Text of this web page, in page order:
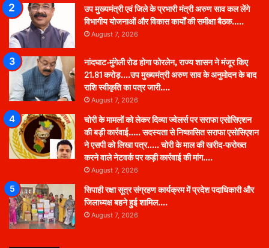
उप मुख्यमंत्री एवं जिले के प्रभारी मंत्री अरुण साव कल लेंगे
विभागीय योजनाओं और विकास कार्यों की समीक्षा बैठक…..
August 7, 2026
नांदघाट-मुंगेली रोड होगा फोरलेन, राज्य शासन ने मंजूर किए
21.81 करोड़….उप मुख्यमंत्री अरुण साव के अनुमोदन के बाद
राशि स्वीकृति का पत्र जारी….
August 7, 2026
चोरी के मामलों को लेकर दिव्या ज्वेलर्स पर सराफा एसोसिएशन
की बड़ी कार्रवाई….. सदस्यता से निष्कासित सराफा एसोसिएशन
ने एसपी को लिखा पत्र….. चोरी के माल की खरीद-फरोख्त
करने वाले नेटवर्क पर कड़ी कार्रवाई की मांग….
August 7, 2026
सिपाही रक्षा सूत्र संग्रहण कार्यक्रम में प्रदेश पदाधिकारी और
जिलाध्यक्ष बहने हुई शामिल….
August 7, 2026